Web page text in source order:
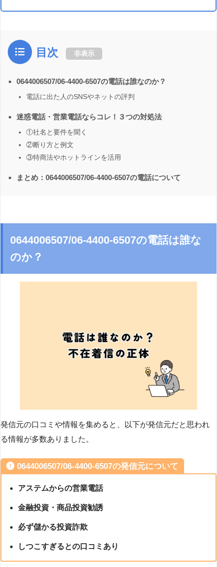
目次 非表示
0644006507/06-4400-6507の電話は誰なのか？
電話に出た人のSNSやネットの評判
迷惑電話・営業電話ならコレ！３つの対処法
①社名と要件を聞く
②断り方と例文
③特商法やホットラインを活用
まとめ：0644006507/06-4400-6507の電話について
0644006507/06-4400-6507の電話は誰な
のか？
発信元の口コミや情報を集めると、以下が発信元だと思われ
る情報が多数ありました。
0644006507/06-4400-6507の発信元について
アステムからの営業電話
金融投資・商品投資勧誘
必ず儲かる投資詐欺
しつこすぎるとの口コミあり